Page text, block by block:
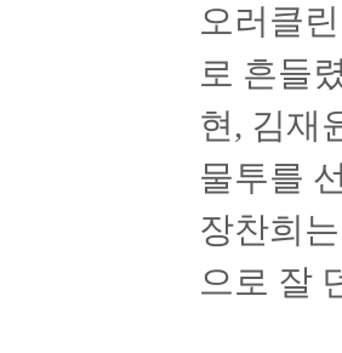
오러클
로 흔들
현, 김재
물투를
장찬희
으로 잘